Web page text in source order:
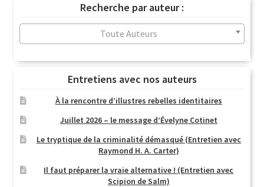
Recherche par auteur :
Toute Auteurs
Entretiens avec nos auteurs
À la rencontre d’illustres rebelles identitaires
Juillet 2026 – le message d’Évelyne Cotinet
Le tryptique de la criminalité démasqué (Entretien avec
Raymond H. A. Carter)
Il faut préparer la vraie alternative ! (Entretien avec
Scipion de Salm)